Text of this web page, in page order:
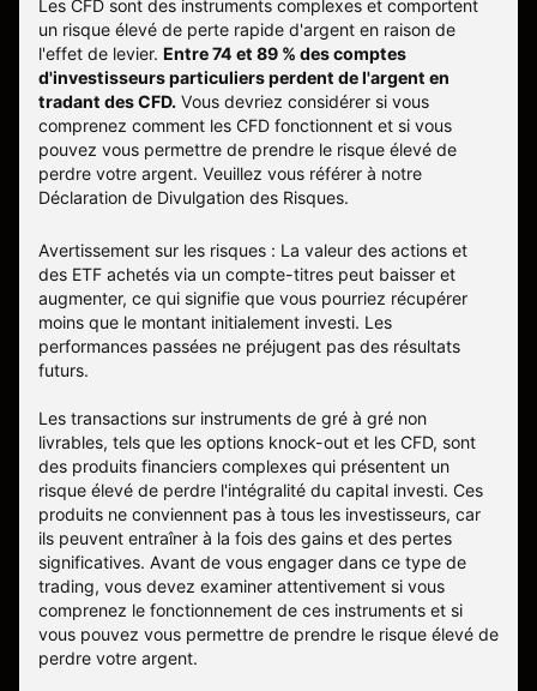
Les CFD sont des instruments complexes et comportent
un risque élevé de perte rapide d'argent en raison de
l'effet de levier. Entre 74 et 89 % des comptes
d'investisseurs particuliers perdent de l'argent en
tradant des CFD. Vous devriez considérer si vous
comprenez comment les CFD fonctionnent et si vous
pouvez vous permettre de prendre le risque élevé de
perdre votre argent. Veuillez vous référer à notre
Déclaration de Divulgation des Risques.
Avertissement sur les risques : La valeur des actions et
des ETF achetés via un compte-titres peut baisser et
augmenter, ce qui signifie que vous pourriez récupérer
moins que le montant initialement investi. Les
performances passées ne préjugent pas des résultats
futurs.
Les transactions sur instruments de gré à gré non
livrables, tels que les options knock-out et les CFD, sont
des produits financiers complexes qui présentent un
risque élevé de perdre l'intégralité du capital investi. Ces
produits ne conviennent pas à tous les investisseurs, car
ils peuvent entraîner à la fois des gains et des pertes
significatives. Avant de vous engager dans ce type de
trading, vous devez examiner attentivement si vous
comprenez le fonctionnement de ces instruments et si
vous pouvez vous permettre de prendre le risque élevé de
perdre votre argent.